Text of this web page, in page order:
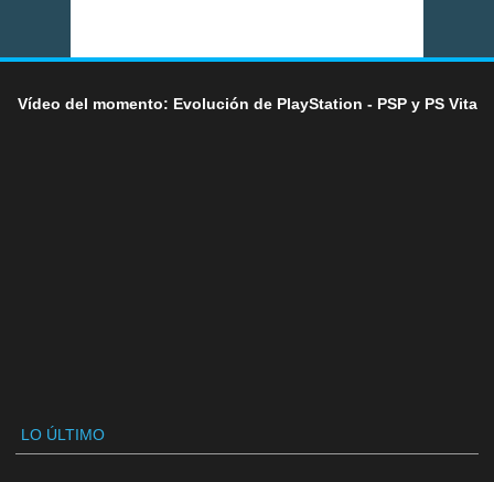
Vídeo del momento: Evolución de PlayStation - PSP y PS Vita
LO ÚLTIMO